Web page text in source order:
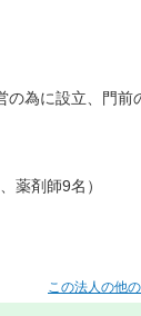
の為に設立、門前
薬剤師9名）
この法人の他